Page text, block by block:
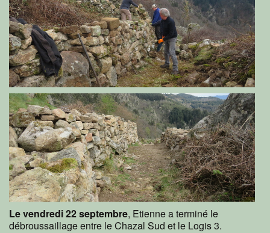
Le vendredi 22 septembre, Etienne a terminé le
débroussaillage entre le Chazal Sud et le Logis 3.